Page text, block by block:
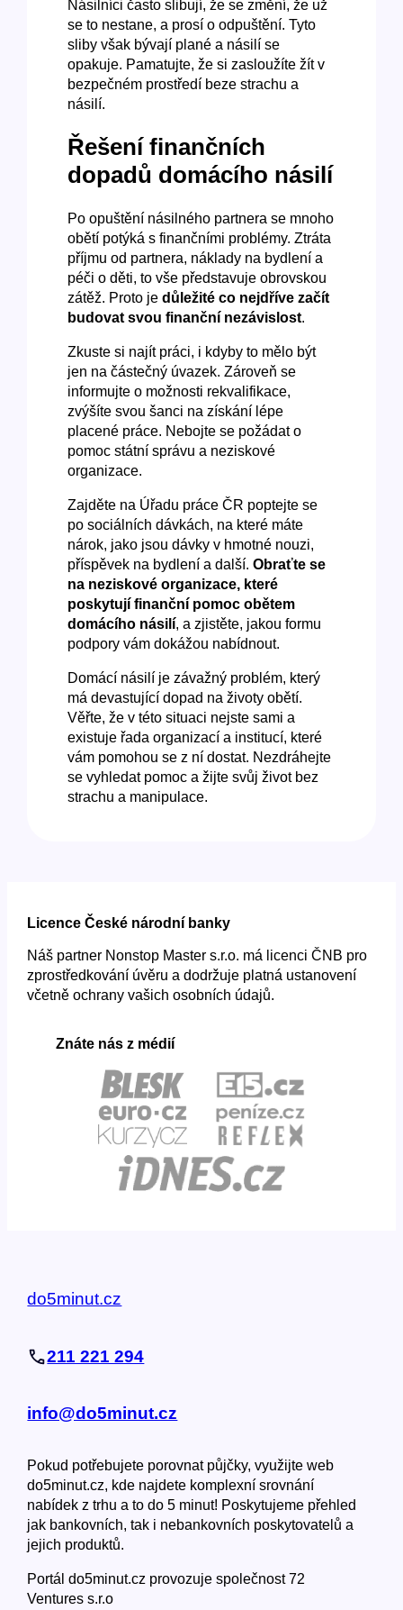
Násilníci často slibují, že se změní, že už
se to nestane, a prosí o odpuštění. Tyto
sliby však bývají plané a násilí se
opakuje. Pamatujte, že si zasloužíte žít v
bezpečném prostředí beze strachu a
násilí.
Řešení finančních
dopadů domácího násilí
Po opuštění násilného partnera se mnoho
obětí potýká s finančními problémy. Ztráta
příjmu od partnera, náklady na bydlení a
péči o děti, to vše představuje obrovskou
zátěž. Proto jedůležité co nejdříve začít
budovat svou finanční nezávislost.
Zkuste si najít práci, i kdyby to mělo být
jen na částečný úvazek. Zároveň se
informujte o možnosti rekvalifikace,
zvýšíte svou šanci na získání lépe
placené práce. Nebojte se požádat o
pomoc státní správu a neziskové
organizace.
Zajděte na Úřadu práce ČR poptejte se
po sociálních dávkách, na které máte
nárok, jako jsou dávky v hmotné nouzi,
příspěvek na bydlení a další.Obraťte se
na neziskové organizace, které
poskytují finanční pomoc obětem
domácího násilí, a zjistěte, jakou formu
podpory vám dokážou nabídnout.
Domácí násilí je závažný problém, který
má devastující dopad na životy obětí.
Věřte, že v této situaci nejste sami a
existuje řada organizací a institucí, které
vám pomohou se z ní dostat. Nezdráhejte
se vyhledat pomoc a žijte svůj život bez
strachu a manipulace.
Licence České národní banky
Náš partner Nonstop Master s.r.o. má licenci ČNB pro
zprostředkování úvěru a dodržuje platná ustanovení
včetně ochrany vašich osobních údajů.
Znáte nás z médií
do5minut.cz
211 221 294
info@do5minut.cz
Pokud potřebujete porovnat půjčky, využijte web
do5minut.cz, kde najdete komplexní srovnání
nabídek z trhu a to do 5 minut! Poskytujeme přehled
jak bankovních, tak i nebankovních poskytovatelů a
jejich produktů.
Portál do5minut.cz provozuje společnost 72
Ventures s.r.o